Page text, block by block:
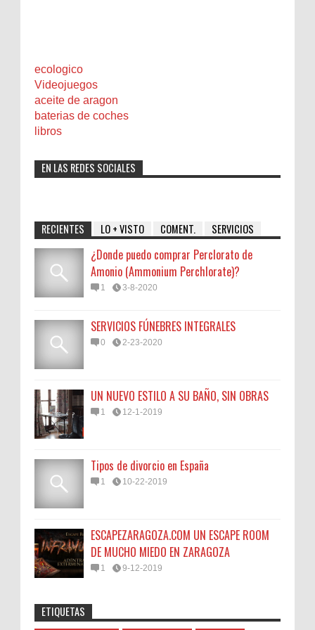
ecologico
Videojuegos
aceite de aragon
baterias de coches
libros
EN LAS REDES SOCIALES
RECIENTES LO + VISTO COMENT. SERVICIOS
¿Donde puedo comprar Perclorato de
Amonio (Ammonium Perchlorate)?
1 3-8-2020
SERVICIOS FÚNEBRES INTEGRALES
0 2-23-2020
UN NUEVO ESTILO A SU BAÑO, SIN OBRAS
1 12-1-2019
Tipos de divorcio en España
1 10-22-2019
ESCAPEZARAGOZA.COM UN ESCAPE ROOM
DE MUCHO MIEDO EN ZARAGOZA
1 9-12-2019
Anonymous:
45N
ETIQUETAS